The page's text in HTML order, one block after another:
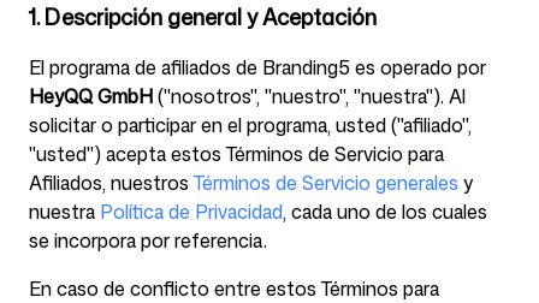
Centro de ayuda
Herramientas gratuitas
1. Descripción general y Aceptación
El programa de afiliados de Branding5 es operado por
HeyQQ GmbH("nosotros", "nuestro", "nuestra"). Al
solicitar o participar en el programa, usted ("afiliado",
"usted") acepta estos Términos de Servicio para
Afiliados, nuestrosTérminos de Servicio generales y
nuestra Política de Privacidad, cada uno de los cuales
se incorpora por referencia.
En caso de conflicto entre estos Términos para